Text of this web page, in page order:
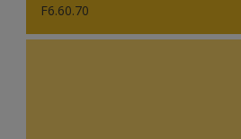
F6.60.70